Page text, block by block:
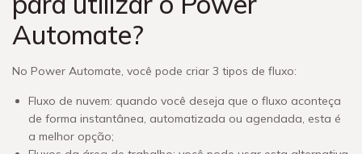
Automate?
No Power Automate, você pode criar 3 tipos de fluxo:
Fluxo de nuvem: quando você deseja que o fluxo aconteça
de forma instantânea, automatizada ou agendada, esta é
a melhor opção;